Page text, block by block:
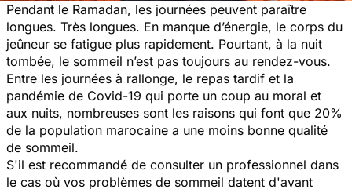
Pendant le Ramadan, les journées peuvent paraître
longues. Très longues. En manque d’énergie, le corps du
jeûneur se fatigue plus rapidement. Pourtant, à la nuit
tombée, le sommeil n’est pas toujours au rendez-vous.
Entre les journées à rallonge, le repas tardif et la
pandémie de Covid-19 qui porte un coup au moral et
aux nuits, nombreuses sont les raisons qui font que 20%
de la population marocaine a une moins bonne qualité
de sommeil.
S'il est recommandé de consulter un professionnel dans
le cas où vos problèmes de sommeil datent d'avant